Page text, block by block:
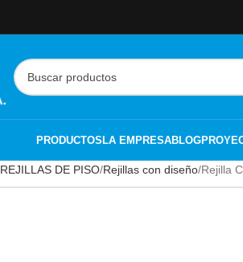
PRODUCTOSLA EMPRESABLOG
REJILLAS DE PISO Rejillas con diseño Rejilla